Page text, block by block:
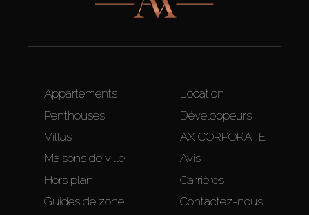
Appartements
Penthouses
Villas
Maisons de ville
Hors plan
Guides de zone
Location
Développeurs
AX CORPORATE
Avis
Carrières
Contactez-nous